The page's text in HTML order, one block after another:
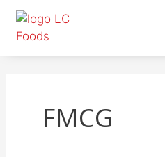
Nhảy
dung
FMCG